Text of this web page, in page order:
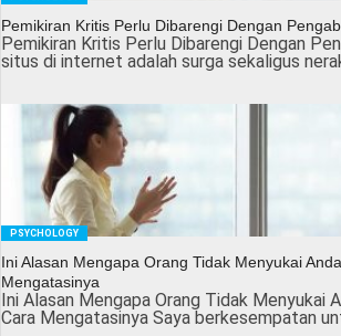
Pemikiran Kritis Perlu Dibarengi Dengan
Pemikiran Kritis Perlu Dibarengi Dengan
situs di internet adalah surga sekaligus
PSYCHOLOGY
Ini Alasan Mengapa Orang Tidak Menyukai
Mengatasinya
Ini Alasan Mengapa Orang Tidak Menyukai
Cara Mengatasinya Saya berkesempatan